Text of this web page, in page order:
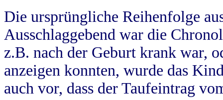
Die ursprüngliche Reihenfolge
Ausschlaggebend war die
z.B. nach der Geburt krank war,
anzeigen konnten, wurde das
auch vor, dass der Taufeintrag